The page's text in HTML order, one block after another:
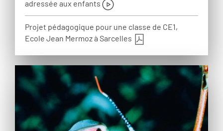
adressée aux enfants
Projet pédagogique pour une classe de CE1,
Ecole Jean Mermoz à Sarcelles